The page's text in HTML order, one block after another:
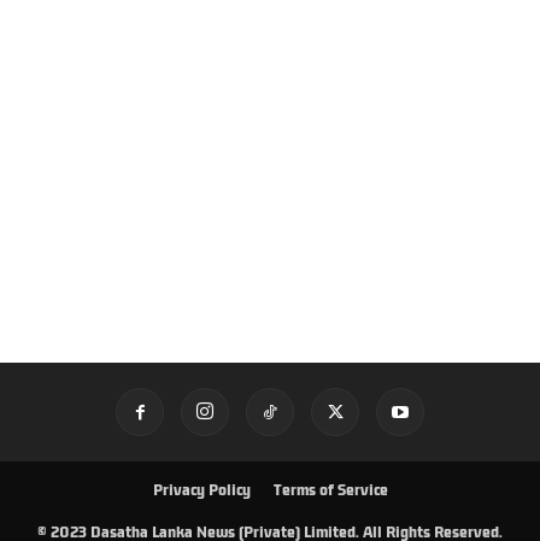
Privacy Policy Terms of Service
© 2023 Dasatha Lanka News (Private) Limited. All Rights Reserved.